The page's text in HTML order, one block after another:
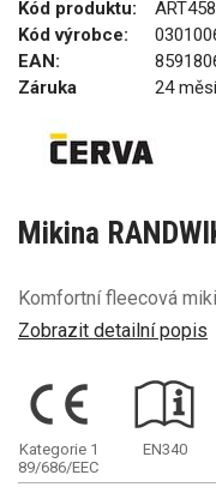
Kód produktu:
Kód výrobce:
EAN:
Záruka
24
Mikina
Komfortní fleecová
Zobrazit detailní popis
Kategorie 1
89/686/EEC
EN340